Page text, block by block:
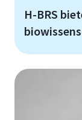
H-BRS